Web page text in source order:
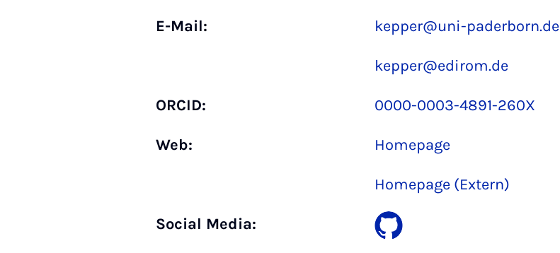
E-Mail: kepper@uni-paderborn.de
kepper@edirom.de
ORCID: 0000-0003-4891-260X
Web: Homepage
Homepage (Extern)
Social Media: